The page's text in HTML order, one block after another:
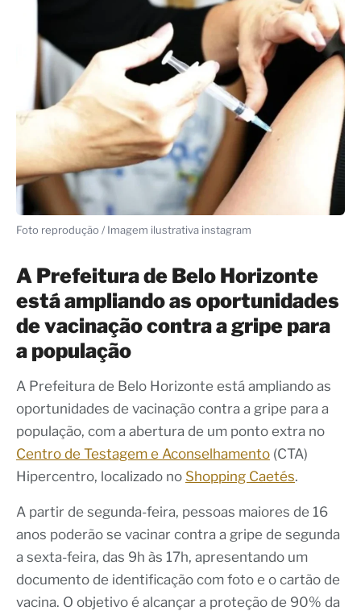
Foto reprodução / Imagem ilustrativa instagram
A Prefeitura de Belo Horizonte
está ampliando as oportunidades
de vacinação contra a gripe para
a população
A Prefeitura de Belo Horizonte está ampliando as
oportunidades de vacinação contra a gripe para a
população, com a abertura de um ponto extra no
Centro de Testagem e Aconselhamento (CTA)
Hipercentro, localizado no Shopping Caetés.
A partir de segunda-feira, pessoas maiores de 16
anos poderão se vacinar contra a gripe de segunda
a sexta-feira, das 9h às 17h, apresentando um
documento de identificação com foto e o cartão de
vacina. O objetivo é alcançar a proteção de 90% da